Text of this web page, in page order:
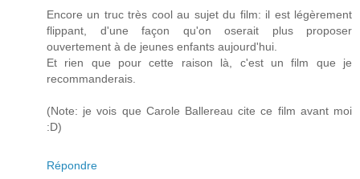
Encore un truc très cool au sujet du film: il est légèrement
flippant, d'une façon qu'on oserait plus proposer
ouvertement à de jeunes enfants aujourd'hui.
Et rien que pour cette raison là, c'est un film que je
recommanderais.
(Note: je vois que Carole Ballereau cite ce film avant moi
:D)
Répondre